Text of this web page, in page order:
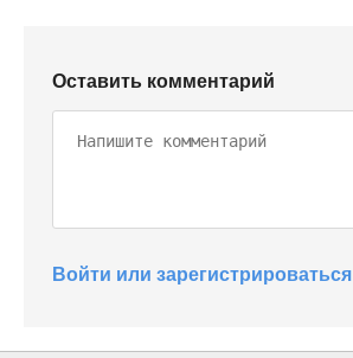
Оставить комментарий
Войти или зарегистрироваться